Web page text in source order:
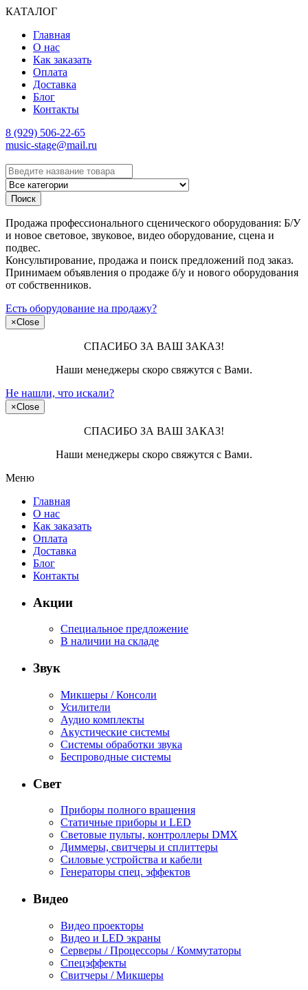
КАТАЛОГ
Главная
О нас
Как заказать
Оплата
Доставка
Блог
Контакты
8 (929) 506-22-65
music-stage@mail.ru
Поиск
Продажа профессионального сценического оборудования: Б/У
и новое световое, звуковое, видео оборудование, сцена и
подвес.
Консультирование, продажа и поиск предложений под заказ.
Принимаем объявления о продаже б/у и нового оборудования
от собственников.
Есть оборудование на продажу?
×Close
СПАСИБО ЗА ВАШ ЗАКАЗ!
Наши менеджеры скоро свяжутся с Вами.
Не нашли, что искали?
×Close
СПАСИБО ЗА ВАШ ЗАКАЗ!
Наши менеджеры скоро свяжутся с Вами.
Меню
Главная
О нас
Как заказать
Оплата
Доставка
Блог
Контакты
Акции
Специальное предложение
В наличии на складе
Звук
Микшеры / Консоли
Усилители
Аудио комплекты
Акустические системы
Системы обработки звука
Беспроводные системы
Свет
Приборы полного вращения
Статичные приборы и LED
Световые пульты, контроллеры DMX
Диммеры, свитчеры и сплиттеры
Силовые устройства и кабели
Генераторы спец. эффектов
Видео
Видео проекторы
Видео и LED экраны
Серверы / Процессоры / Коммутаторы
Спецэффекты
Свитчеры / Микшеры